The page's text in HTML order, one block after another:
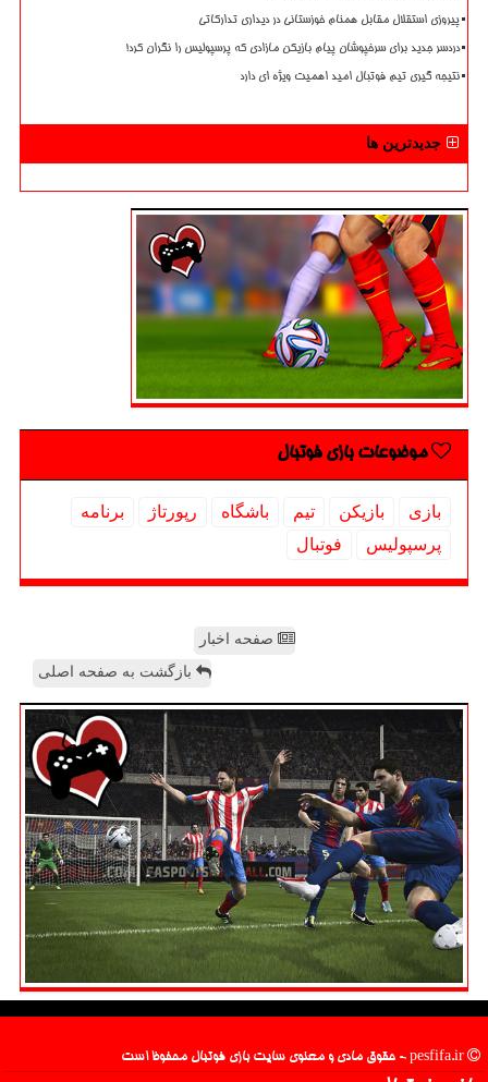
پیروزی استقلال مقابل همنام خوزستانی در دیداری تدارکاتی
دردسر جدید برای سرخپوشان پیام بازیکن مازادی که پرسپولیس را نگران کرد!
نتیجه گیری تیم فوتبال امید اهمیت ویژه ای دارد
جدیدترین ها
موضوعات بازی فوتبال
بازی بازیكن تیم باشگاه رپورتاژ
برنامه
پرسپولیس
فوتبال
صفحه اخبار
بازگشت به صفحه اصلی